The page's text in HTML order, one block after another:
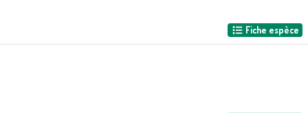
Fiche espèce